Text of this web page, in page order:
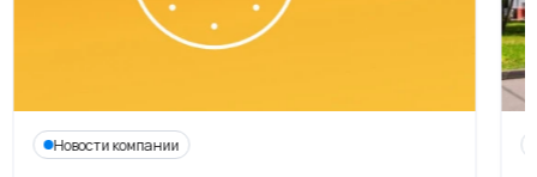
Новости компании